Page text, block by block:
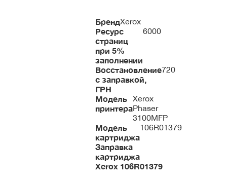
БрендXerox
Ресурс
страниц
при 5%
заполнении
6000
Восстановление
с заправкой,
ГРН
720
Модель
принтера
Xerox
Phaser
3100MFP
Модель
картриджа
106R01379
Заправка
картриджа
Xerox 106R01379